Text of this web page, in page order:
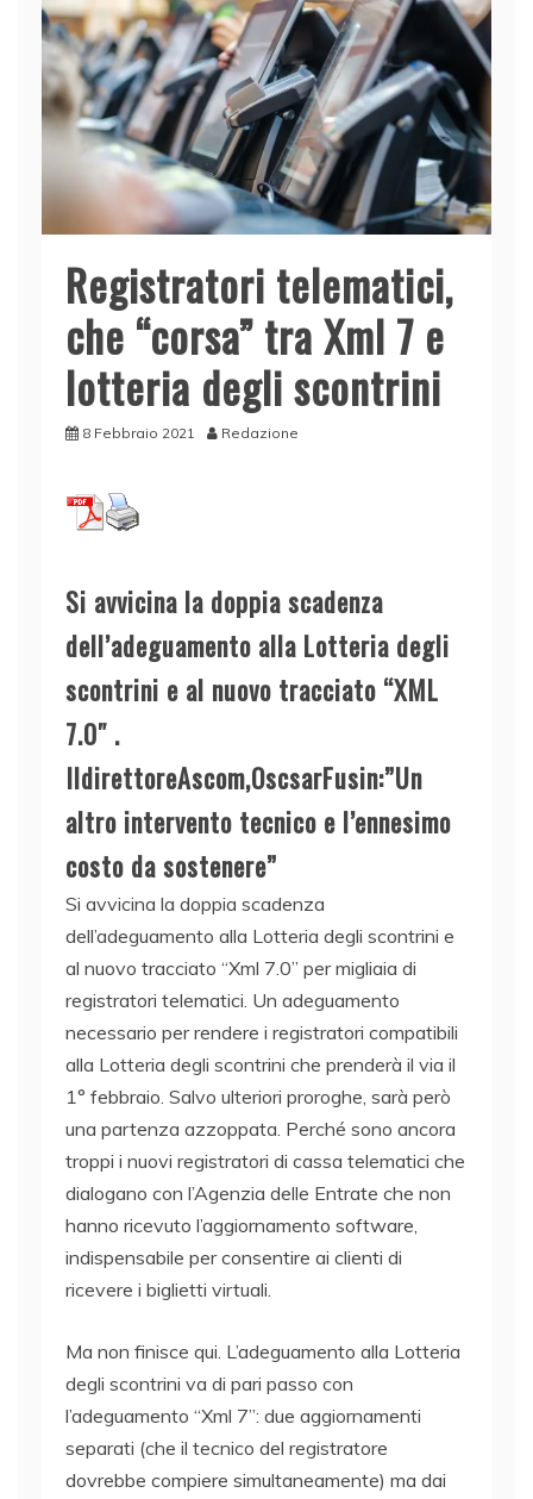
Registratori telematici,
che “corsa” tra Xml 7 e
lotteria degli scontrini
8 Febbraio 2021 Redazione
Si avvicina la doppia scadenza
dell’adeguamento alla Lotteria degli
scontrini e al nuovo tracciato “XML
7.0″ .
IldirettoreAscom,OscsarFusin:”Un
altro intervento tecnico e l’ennesimo
costo da sostenere”
Si avvicina la doppia scadenza
dell’adeguamento alla Lotteria degli scontrini e
al nuovo tracciato “Xml 7.0” per migliaia di
registratori telematici. Un adeguamento
necessario per rendere i registratori compatibili
alla Lotteria degli scontrini che prenderà il via il
1° febbraio. Salvo ulteriori proroghe, sarà però
una partenza azzoppata. Perché sono ancora
troppi i nuovi registratori di cassa telematici che
dialogano con l’Agenzia delle Entrate che non
hanno ricevuto l’aggiornamento software,
indispensabile per consentire ai clienti di
ricevere i biglietti virtuali.
Ma non finisce qui. L’adeguamento alla Lotteria
degli scontrini va di pari passo con
l’adeguamento “Xml 7”: due aggiornamenti
separati (che il tecnico del registratore
dovrebbe compiere simultaneamente) ma dai